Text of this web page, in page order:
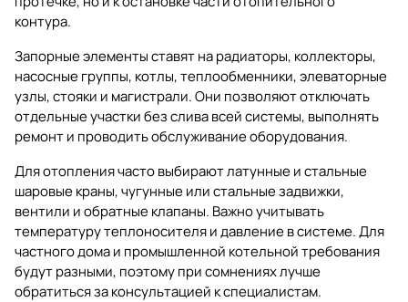
контура.
Запорные элементы ставят на радиаторы, коллекторы,
насосные группы, котлы, теплообменники, элеваторные
узлы, стояки и магистрали. Они позволяют отключать
отдельные участки без слива всей системы, выполнять
ремонт и проводить обслуживание оборудования.
Для отопления часто выбирают латунные и стальные
шаровые краны, чугунные или стальные задвижки,
вентили и обратные клапаны. Важно учитывать
температуру теплоносителя и давление в системе. Для
частного дома и промышленной котельной требования
будут разными, поэтому при сомнениях лучше
обратиться за консультацией к специалистам.